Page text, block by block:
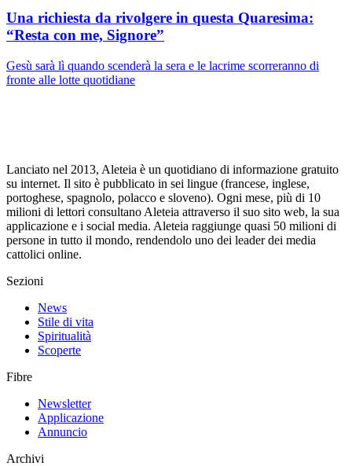
Una richiesta da rivolgere in questa Quaresima:
“Resta con me, Signore”
Gesù sarà lì quando scenderà la sera e le lacrime scorreranno di
fronte alle lotte quotidiane
Lanciato nel 2013, Aleteia è un quotidiano di informazione gratuito
su internet. Il sito è pubblicato in sei lingue (francese, inglese,
portoghese, spagnolo, polacco e sloveno). Ogni mese, più di 10
milioni di lettori consultano Aleteia attraverso il suo sito web, la sua
applicazione e i social media. Aleteia raggiunge quasi 50 milioni di
persone in tutto il mondo, rendendolo uno dei leader dei media
cattolici online.
Sezioni
News
Stile di vita
Spiritualità
Scoperte
Fibre
Newsletter
Applicazione
Annuncio
Archivi